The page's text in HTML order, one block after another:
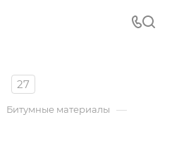
27
Битумные материалы —